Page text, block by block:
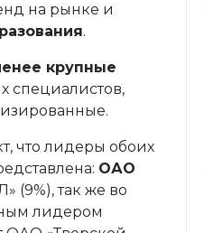
на рынке и
.
крупные
специалистов,
что лидеры обоих
ОАО
(9%), так же во
лидером